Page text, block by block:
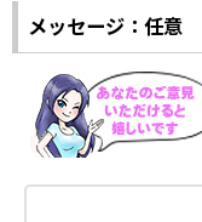
メッセージ：任意